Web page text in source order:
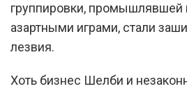
группировки, промышлявшей
азартными играми, стали
лезвия.
Хоть бизнес Шелби и